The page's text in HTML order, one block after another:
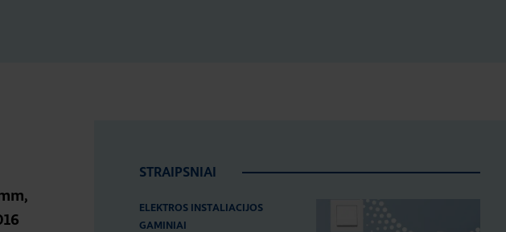
STRAIPSNIAI
ELEKTROS INSTALIACIJOS
GAMINIAI